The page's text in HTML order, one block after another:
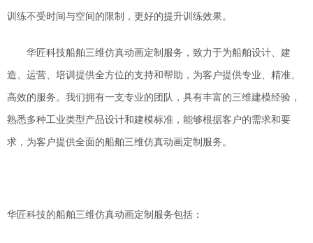
训练不受时间与空间的限制，更好的提升训练效果。
华匠科技船舶三维仿真动画定制服务，致力于为船舶设计、建
造 运营 培训 提供全方位的支持和帮助，为客户提供专业、精准、
高效的服务。我们拥有一支专业的团队，具有丰富的三维建模经验 ，
熟悉多种工业类型产品设计和建模标准，能够根据客户的需求和要
求，为客户提供全面的船舶三维仿真动画定制服务。
华匠科技的船舶三维仿真动画定制服务包括：